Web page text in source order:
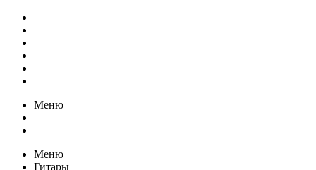
Меню
Меню
Гитары